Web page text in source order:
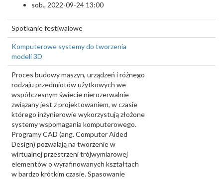
sob., 2022-09-24 13:00
Spotkanie festiwalowe
Komputerowe systemy do tworzenia
modeli 3D
Proces budowy maszyn, urządzeń i różnego
rodzaju przedmiotów użytkowych we
współczesnym świecie nierozerwalnie
związany jest z projektowaniem, w czasie
którego inżynierowie wykorzystują złożone
systemy wspomagania komputerowego.
Programy CAD (ang. Computer Aided
Design) pozwalają na tworzenie w
wirtualnej przestrzeni trójwymiarowej
elementów o wyrafinowanych kształtach
w bardzo krótkim czasie. Spasowanie